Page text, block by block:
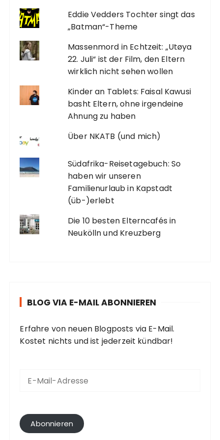
Eddie Vedders Tochter singt das
„Batman“-Theme
Massenmord in Echtzeit: „Utøya
22. Juli“ ist der Film, den Eltern
wirklich nicht sehen wollen
Kinder an Tablets: Faisal Kawusi
basht Eltern, ohne irgendeine
Ahnung zu haben
Über NKATB (und mich)
Südafrika-Reisetagebuch: So
haben wir unseren
Familienurlaub in Kapstadt
(üb-)erlebt
Die 10 besten Elterncafés in
Neukölln und Kreuzberg
BLOG VIA E-MAIL ABONNIEREN
Erfahre von neuen Blogposts via E-Mail.
Kostet nichts und ist jederzeit kündbar!
l
-
Abonnieren